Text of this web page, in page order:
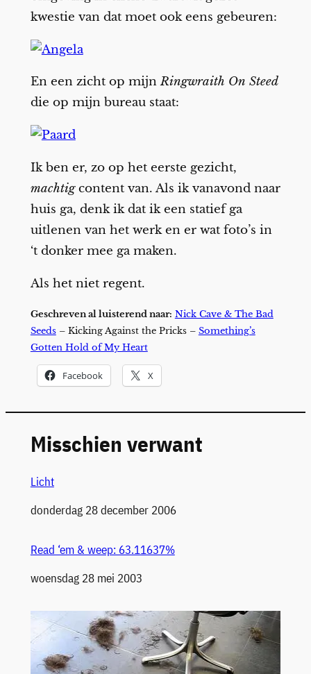
kwestie van dat moet ook eens gebeuren:
En een zicht op mijnRingwraith On Steed
die op mijn bureau staat:
Ik ben er, zo op het eerste gezicht,
machtigcontent van. Als ik vanavond naar
huis ga, denk ik dat ik een statief ga
uitlenen van het werk en er wat foto’s in
‘t donker mee ga maken.
Als het niet regent.
Geschreven al luisterend naar: Nick Cave & The Bad
Seeds– Kicking Against the Pricks – Something’s
Gotten Hold of My Heart
Facebook X
Misschien verwant
Licht
Datum
donderdag 28 december 2006
Read ‘em & weep: 63.11637%
Datum
woensdag 28 mei 2003